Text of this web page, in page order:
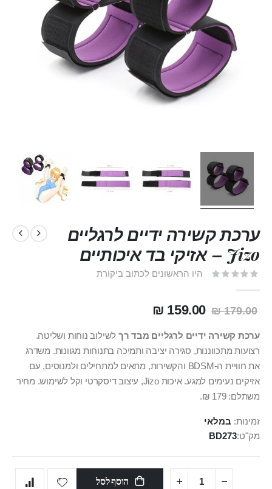
ערכת קשירה ידיים לרגליים
Jizo – אזיקי בד איכותיים
היו הראשונים לכתוב ביקורת
179.00 ₪
159.00 ₪
ערכת קשירה ידיים לרגליים מבד רך לשילוב נוחות ושליטה.
רצועות מתכווננות, סגירה יציבה ותמיכה בתנוחות מגוונות. משדרג
את חוויית ה-BDSM והקשירות, מתאים למתחילים ולמנוסים, עם
אזיקים נעימים למגע. איכות Jizo, עיצוב דיסקרטי וקל לשימוש. מחיר
משתלם: 179 ₪.
זמינות: במלאי
מק"ט BD273
הוסף לסל